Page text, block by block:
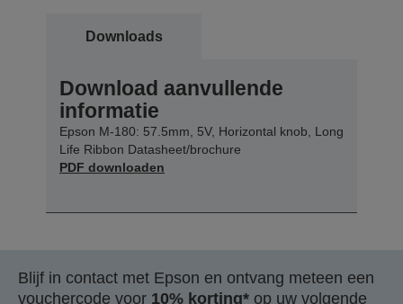
Downloads
Download aanvullende
informatie
Epson M-180: 57.5mm, 5V, Horizontal knob, Long
Life Ribbon Datasheet/brochure
PDF downloaden
Blijf in contact met Epson en ontvang meteen een
vouchercode voor 10% korting* op uw volgende